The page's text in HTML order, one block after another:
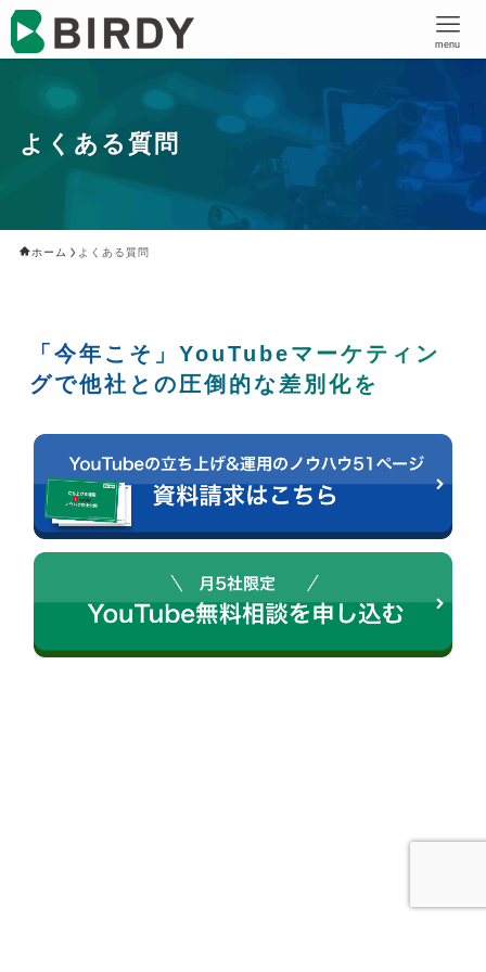
menu
よくある質問
ホーム よくある質問
「今年こそ」YouTubeマーケティン
グで他社との圧倒的な差別化を